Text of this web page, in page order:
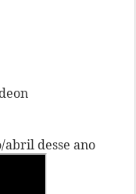
abril desse ano